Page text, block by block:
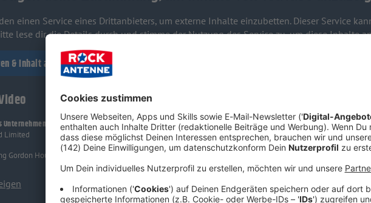
einen Service eines Drittanbieters, um externe Inhalte einzubetten. Dieser Service
lese dir die Details durch und stimme der Nutzung des Service zu, um diese Inhalte
& Inhalt anzeigen
Limited
Gordon House, 4 Barrow St, Dublin, D04 E5W5, Ireland